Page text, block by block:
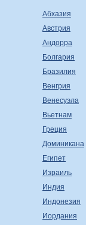
Абхазия
Австрия
Андорра
Болгария
Бразилия
Венгрия
Венесуэла
Вьетнам
Греция
Доминикана
Египет
Израиль
Индия
Индонезия
Иордания